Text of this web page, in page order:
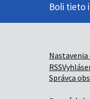
Boli tieto
Nastavenia
RSS
Správca